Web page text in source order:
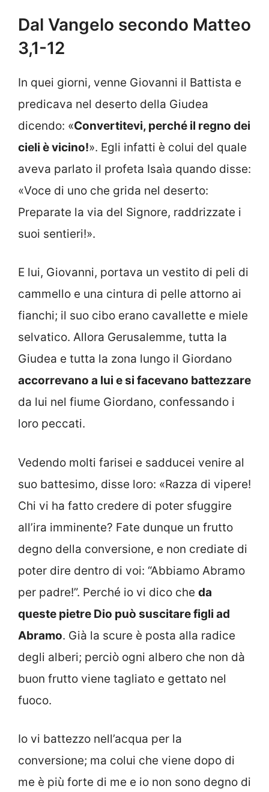
Dal Vangelo secondo Matteo
3,1-12
In quei giorni, venne Giovanni il Battista e
predicava nel deserto della Giudea
dicendo: «Convertitevi, perché il regno dei
cieli è vicino!». Egli infatti è colui del quale
aveva parlato il profeta Isaìa quando disse:
«Voce di uno che grida nel deserto:
Preparate la via del Signore, raddrizzate i
suoi sentieri!».
E lui, Giovanni, portava un vestito di peli di
cammello e una cintura di pelle attorno ai
fianchi; il suo cibo erano cavallette e miele
selvatico. Allora Gerusalemme, tutta la
Giudea e tutta la zona lungo il Giordano
accorrevano a lui e si facevano battezzare
da lui nel fiume Giordano, confessando i
loro peccati.
Vedendo molti farisei e sadducei venire al
suo battesimo, disse loro: «Razza di vipere!
Chi vi ha fatto credere di poter sfuggire
all’ira imminente? Fate dunque un frutto
degno della conversione, e non crediate di
poter dire dentro di voi: “Abbiamo Abramo
per padre!”. Perché io vi dico che da
queste pietre Dio può suscitare figli ad
Abramo. Già la scure è posta alla radice
degli alberi; perciò ogni albero che non dà
buon frutto viene tagliato e gettato nel
fuoco.
Io vi battezzo nell’acqua per la
conversione; ma colui che viene dopo di
me è più forte di me e io non sono degno di